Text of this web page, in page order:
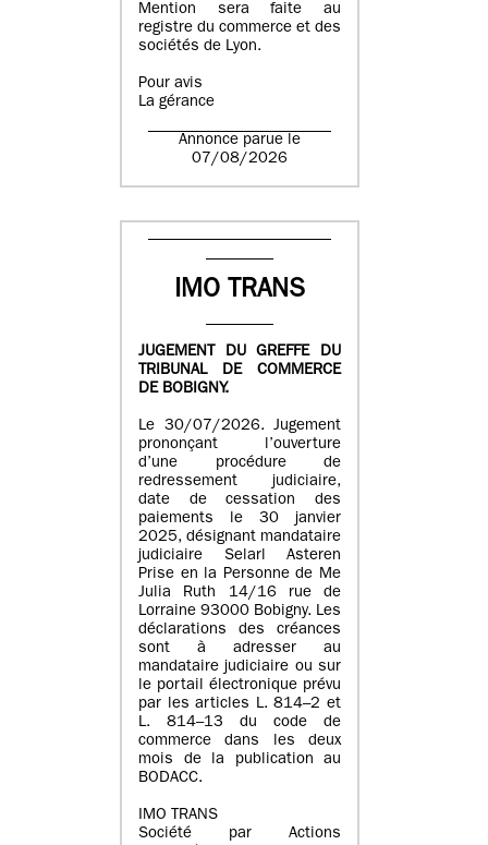
Mention sera faite au
registre du commerce et des
sociétés de Lyon.
Pour avis
La gérance
Annonce parue le
07/08/2026
IMO TRANS
JUGEMENT DU GREFFE DU
TRIBUNAL DE COMMERCE
DE BOBIGNY.
Le 30/07/2026. Jugement
prononçant l’ouverture
d’une procédure de
redressement judiciaire,
date de cessation des
paiements le 30 janvier
2025, désignant mandataire
judiciaire Selarl Asteren
Prise en la Personne de Me
Julia Ruth 14/16 rue de
Lorraine 93000 Bobigny. Les
déclarations des créances
sont à adresser au
mandataire judiciaire ou sur
le portail électronique prévu
par les articles L. 814–2 et
L. 814–13 du code de
commerce dans les deux
mois de la publication au
BODACC.
IMO TRANS
Société par Actions